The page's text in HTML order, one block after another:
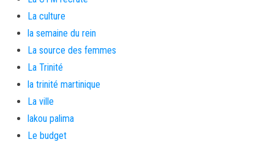
La culture
la semaine du rein
La source des femmes
La Trinité
la trinité martinique
La ville
lakou palima
Le budget